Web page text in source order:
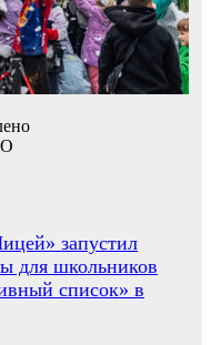
запустил
для школьников
список» в